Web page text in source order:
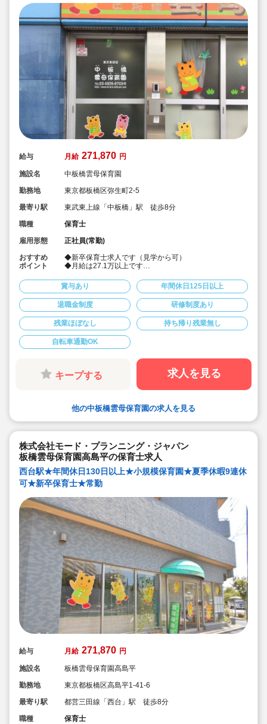
給与 月給 271,870 円
施設名
中板橋雲母保育園
勤務地
東京都板橋区弥生町2-5
最寄り駅
東武東上線「中板橋」駅 徒歩8分
職種
保育士
雇用形態
正社員(常勤)
おすすめ
ポイント
◆新卒保育士求人です（見学から可）
◆月給は27.1万以上です
連休）も取得可能です♪
◆雲母保育園は60名以下のコンパクトなサイズの園にな
ります
◆仕事もプライベートも両立出来ます。
◆残業少な目です（サービス残業・持ち帰り業務をしな
い仕組みになっています。平均残業 月4.7時間！）
◆行事は最低限です！行事に追われることはありませ
ん。
◆日々の保育を大切に楽しくお仕事出来ます（行事準
備・書き物類軽減されています）
◆ピアノが弾けなくてOKです。（得意分野を活かして頂
く方針です
◆保育以外の業務量が不安な方も安心です。（ICTシステ
ム導入で業務効率化が図れています）
輩社員が徹底サポートします）
◆ベネフィットステーション（飲食店,宿泊・レジャー施
設などの割引）
◆永年勤続表彰（勤続10年を迎える正社員に、賞与とリ
フレッシュ休暇が出ます）
◆退職金制度あり
◆職員同士の協力を大切にしています！保育経験がな
い、ブランクが有る方もOK（先輩スタッフがサポートし
賞与あり 年間休日125日以上
退職金制度 研修制度あり
残業ほぼなし 持ち帰り残業無し
自転車通勤OK
キープする 求人を見る
他の中板橋雲母保育園の求人を見る
株式会社モード・プランニング・ジャパン
板橋雲母保育園高島平の保育士求人
西台駅★年間休日130日以上★小規模保育園★夏季休暇9連休
可★新卒保育士★常勤
給与 月給 271,870 円
施設名
板橋雲母保育園高島平
勤務地
東京都板橋区高島平1-41-6
最寄り駅
都営三田線「西台」駅 徒歩8分
職種
保育士